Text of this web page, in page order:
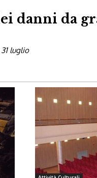
danni da
luglio